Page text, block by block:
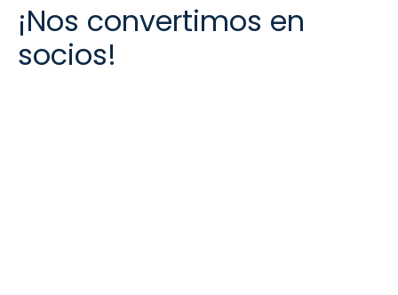
¡Nos convertimos en
socios!